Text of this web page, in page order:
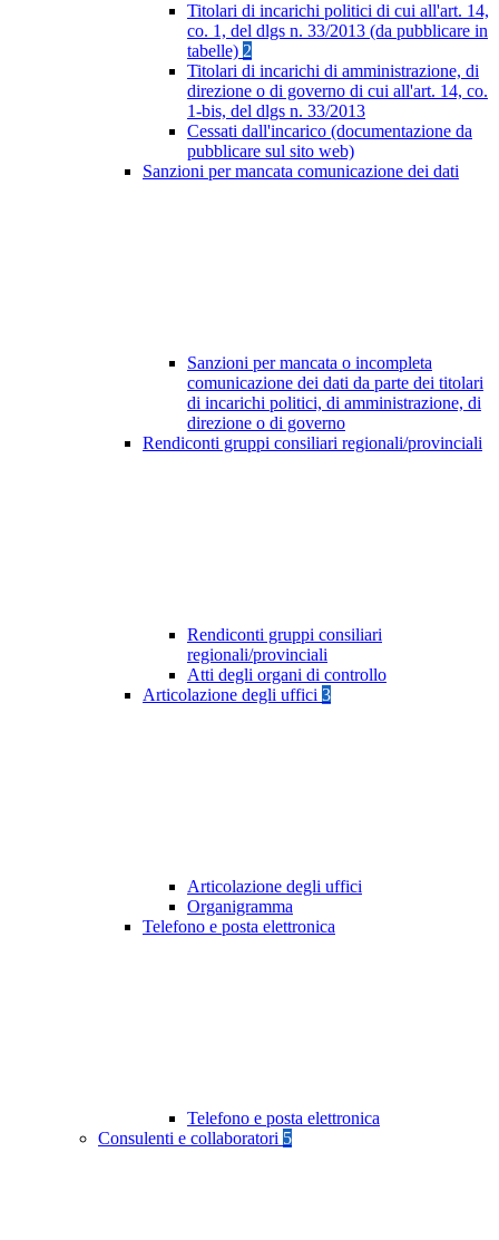
Titolari di incarichi politici di cui all'art. 14,
co. 1, del dlgs n. 33/2013 (da pubblicare in
tabelle) 2
Titolari di incarichi di amministrazione, di
direzione o di governo di cui all'art. 14, co.
1-bis, del dlgs n. 33/2013
Cessati dall'incarico (documentazione da
pubblicare sul sito web)
Sanzioni per mancata comunicazione dei dati
Sanzioni per mancata o incompleta
comunicazione dei dati da parte dei titolari
di incarichi politici, di amministrazione, di
direzione o di governo
Rendiconti gruppi consiliari regionali/provinciali
Rendiconti gruppi consiliari
regionali/provinciali
Atti degli organi di controllo
Articolazione degli uffici 3
Articolazione degli uffici
Organigramma
Telefono e posta elettronica
Telefono e posta elettronica
Consulenti e collaboratori 5